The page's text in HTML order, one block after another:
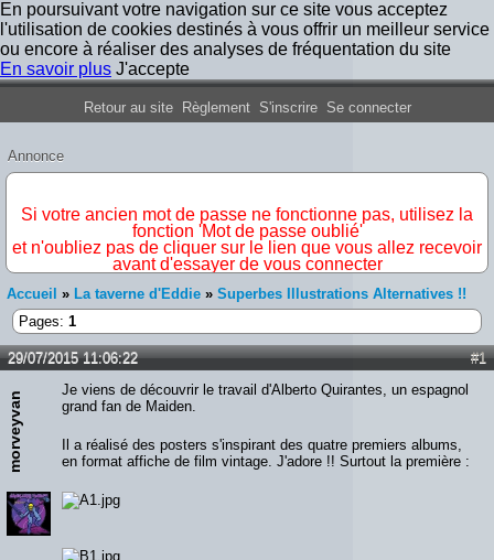
En poursuivant votre navigation sur ce site vous acceptez
l'utilisation de cookies destinés à vous offrir un meilleur service
ou encore à réaliser des analyses de fréquentation du site
En savoir plus J'accepte
Forum Iron Maiden France
Retour au site Règlement S'inscrire Se connecter
Annonce
Si votre ancien mot de passe ne fonctionne pas, utilisez la
fonction 'Mot de passe oublié'
et n'oubliez pas de cliquer sur le lien que vous allez recevoir
avant d'essayer de vous connecter
Accueil » La taverne d'Eddie » Superbes Illustrations Alternatives !!
Pages: 1
#1
29/07/2015 11:06:22
morveyvan
Je viens de découvrir le travail d'Alberto Quirantes, un espagnol
grand fan de Maiden.
Il a réalisé des posters s'inspirant des quatre premiers albums,
en format affiche de film vintage. J'adore !! Surtout la première :